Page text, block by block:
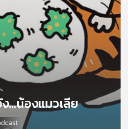
...น้องแมวเลีย